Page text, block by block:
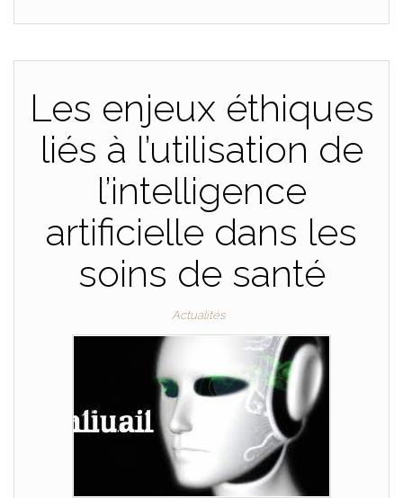
Les enjeux éthiques
liés à l’utilisation de
l’intelligence
artificielle dans les
soins de santé
Actualités